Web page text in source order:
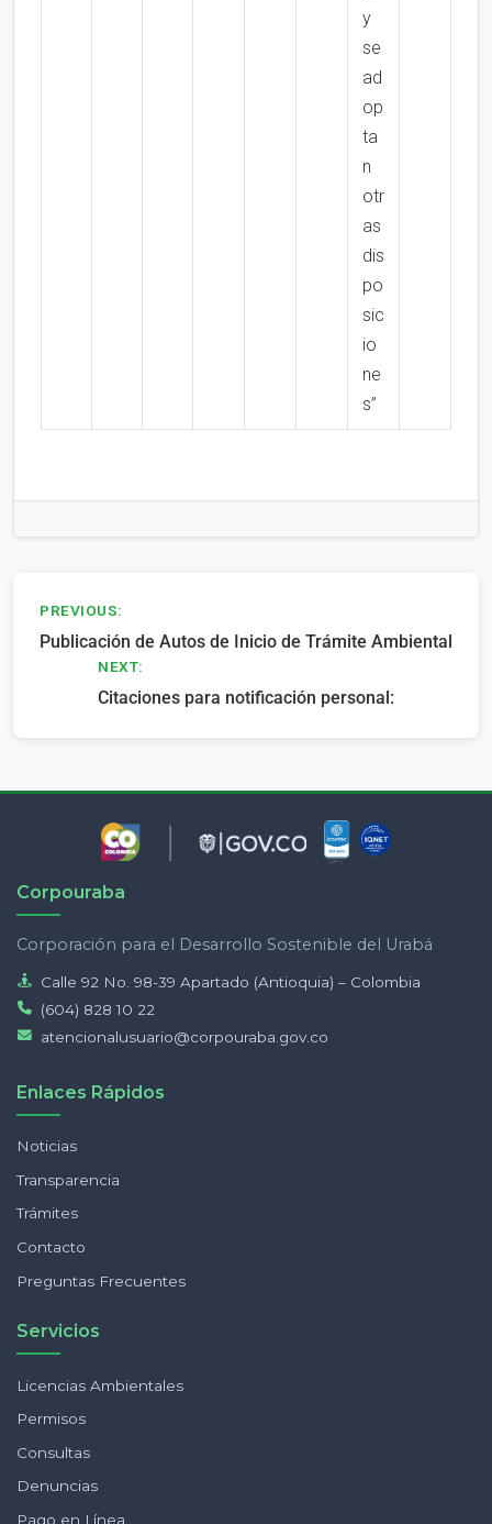
y
se
ad
op
ta
n
otr
as
dis
po
sic
io
ne
s”
Navegación
de
entradas
PREVIOUS:
Publicación de Autos de Inicio de Trámite Ambiental
NEXT:
Citaciones para notificación personal:
Corpouraba
Corporación para el Desarrollo Sostenible del Urabá
Calle 92 No. 98-39 Apartado (Antioquia) – Colombia
(604) 828 10 22
atencionalusuario@corpouraba.gov.co
Enlaces Rápidos
Noticias
Transparencia
Trámites
Contacto
Preguntas Frecuentes
Servicios
Licencias Ambientales
Permisos
Consultas
Denuncias
Pago en Línea